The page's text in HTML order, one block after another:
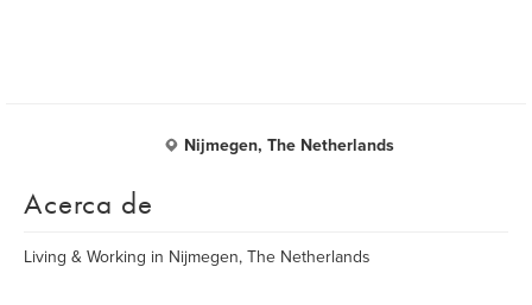
Nijmegen, The Netherlands
Acerca de
Living & Working in Nijmegen, The Netherlands